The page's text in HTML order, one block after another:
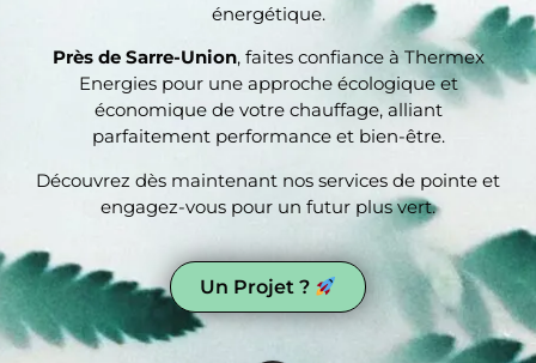
énergétique.
Près de Sarre-Union, faites confiance à Thermex
Energies pour une approche écologique et
économique de votre chauffage, alliant
parfaitement performance et bien-être.
Découvrez dès maintenant nos services de pointe et
engagez-vous pour un futur plus vert.
Un Projet ?